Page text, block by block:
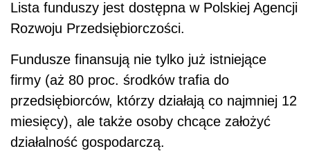
Lista funduszy jest dostępna w Polskiej Agencji
Rozwoju Przedsiębiorczości.
Fundusze finansują nie tylko już istniejące
firmy (aż 80 proc. środków trafia do
przedsiębiorców, którzy działają co najmniej 12
miesięcy), ale także osoby chcące założyć
działalność gospodarczą.